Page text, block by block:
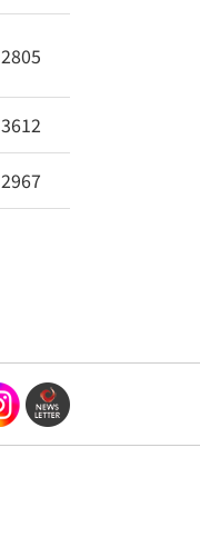
2805
3612
2967